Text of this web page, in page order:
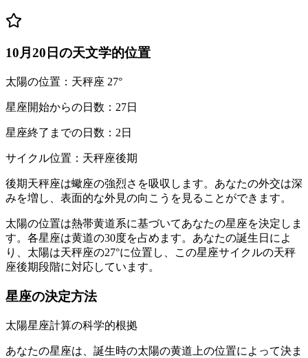
10月20日の天文学的位置
太陽の位置：天秤座 27°
星座開始からの日数：27日
星座終了までの日数：2日
サイクル位置：天秤座後期
後期天秤座は蠍座の強烈さを吸収します。あなたの外交は深
みを増し、表面的な外見の向こうを見ることができます。
太陽の位置は熱帯黄道系に基づいてあなたの星座を決定しま
す。各星座は黄道の30度を占めます。あなたの誕生日によ
り、太陽は天秤座の27°に位置し、この星座サイクルの天秤
座後期段階に対応しています。
星座の決定方法
太陽星座計算の科学的根拠
あなたの星座は、誕生時の太陽の黄道上の位置によって決ま